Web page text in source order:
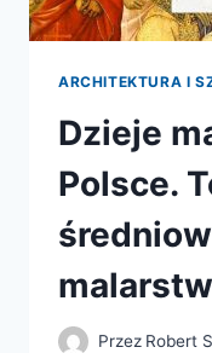
ARCHITEKTURA I
Dzieje
Polsce.
Przez Robert